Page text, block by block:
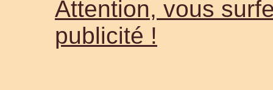
Attention, vous
publicité !